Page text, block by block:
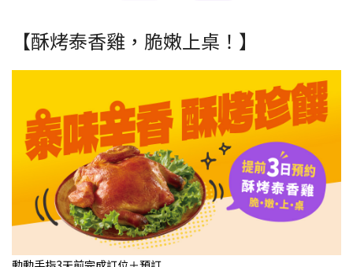
【酥烤泰香雞，脆嫩上桌！】